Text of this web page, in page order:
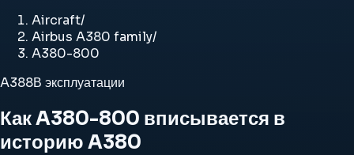
Aircraft/
Airbus A380 family/
A380-800
A388В эксплуатации
Как A380-800 вписывается в
историю A380